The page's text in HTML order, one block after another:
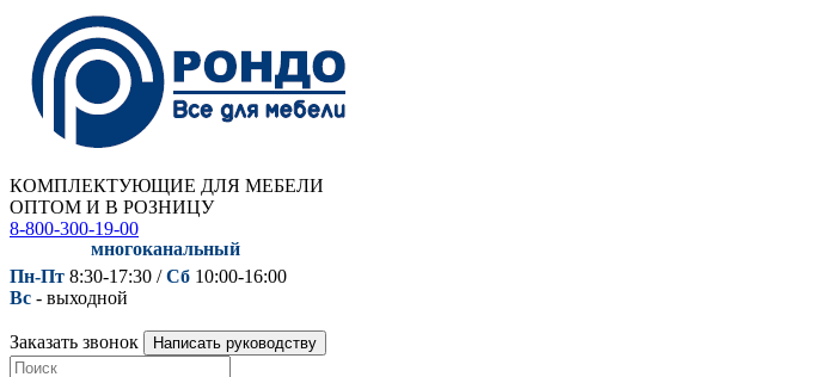
КОМПЛЕКТУЮЩИЕ ДЛЯ МЕБЕЛИ
ОПТОМ И В РОЗНИЦУ
8-800-300-19-00
многоканальный
Пн-Пт 8:30-17:30 /Сб 10:00-16:00
Вс - выходной
Заказать звонок Написать руководству